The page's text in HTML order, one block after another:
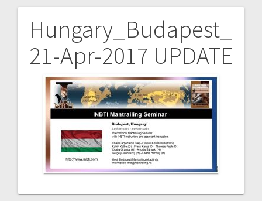
Hungary_Budapest_
21-Apr-2017 UPDATE
Bejegyzés
navigáció